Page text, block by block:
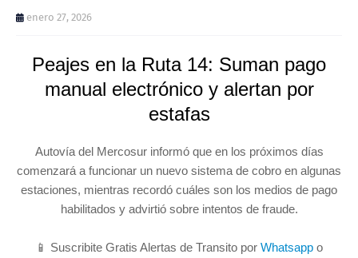
enero 27, 2026
Peajes en la Ruta 14: Suman pago
manual electrónico y alertan por
estafas
Autovía del Mercosur informó que en los próximos días
comenzará a funcionar un nuevo sistema de cobro en algunas
estaciones, mientras recordó cuáles son los medios de pago
habilitados y advirtió sobre intentos de fraude.
📱 Suscribite Gratis Alertas de Transito por Whatsapp o